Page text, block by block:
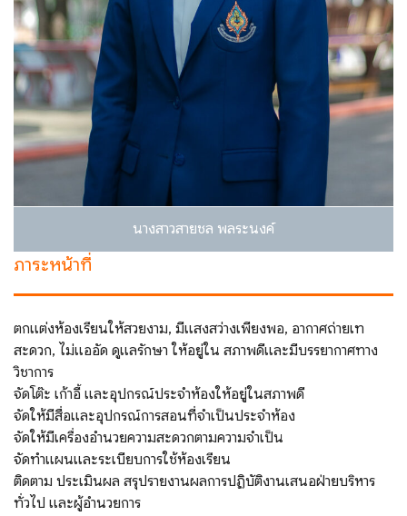
นางสาวสายชล พลระนงค์
ภาระหน้าที่
ตกแต่งห้องเรียนให้สวยงาม, มีแสงสว่างเพียงพอ, อากาศถ่ายเท
สะดวก, ไม่แออัด ดูแลรักษา ให้อยู่ใน สภาพดีและมีบรรยากาศทาง
วิชาการ
จัดโต๊ะ เก้าอี้ และอุปกรณ์ประจําห้องให้อยู่ในสภาพดี
จัดให้มีสื่อและอุปกรณ์การสอนที่จําเป็นประจําห้อง
จัดให้มีเครื่องอํานวยความสะดวกตามความจําเป็น
จัดทําแผนและระเบียบการใช้ห้องเรียน
ติดตาม ประเมินผล สรุปรายงานผลการปฏิบัติงานเสนอฝ่ายบริหาร
ทั่วไป และผู้อํานวยการ